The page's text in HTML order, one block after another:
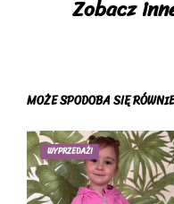
Zobacz
MOŻE SPODOBA SIĘ
WYPRZEDAŻ!